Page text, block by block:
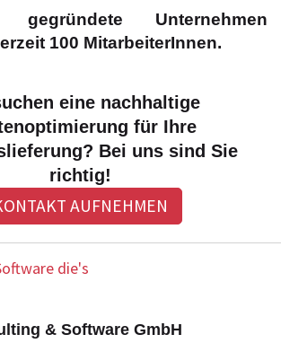
Unternehmen
100 MitarbeiterInnen.
eine nachhaltige
für Ihre
Bei uns sind Sie
richtig!
AUFNEHMEN
& Software GmbH